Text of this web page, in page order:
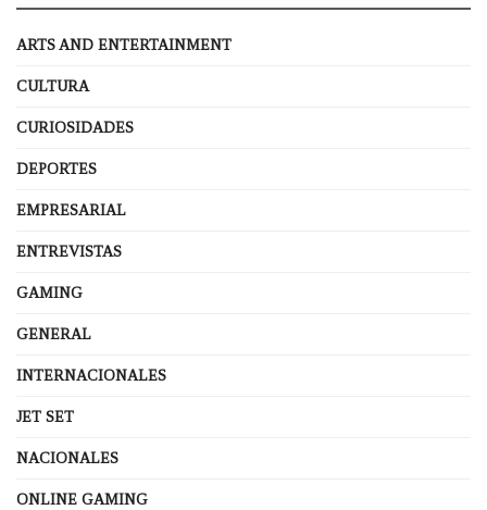
ARTS AND ENTERTAINMENT
CULTURA
CURIOSIDADES
DEPORTES
EMPRESARIAL
ENTREVISTAS
GAMING
GENERAL
INTERNACIONALES
JET SET
NACIONALES
ONLINE GAMING